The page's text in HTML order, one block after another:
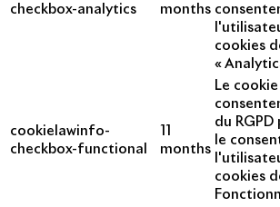
checkbox-analytics
months
cookies
«
cookielawinfo-
checkbox-functional
months
Le
du
le
cookies